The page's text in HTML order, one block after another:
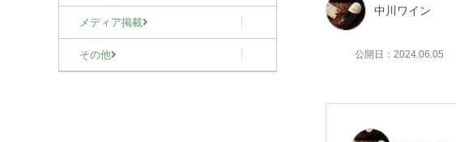
メディア掲載
その他
中川ワイン
公開日：2024.06.05